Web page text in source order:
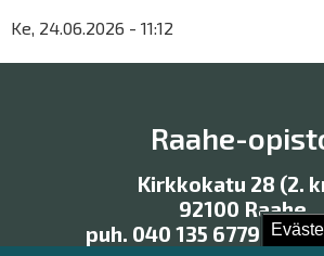
Ke, 24.06.2026 - 11:12
Raahe-
Kirkkokatu 28 (2.
92100 Raahe
puh. 040 135 6779, 040